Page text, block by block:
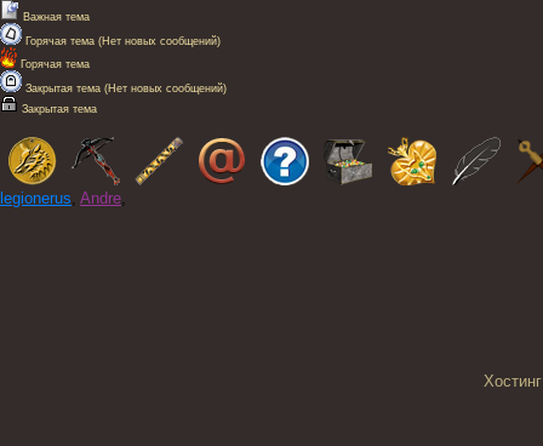
Важная тема
Горячая тема (Нет новых сообщений)
Горячая тема
Закрытая тема (Нет новых сообщений)
Закрытая тема
legionerus, Andre,